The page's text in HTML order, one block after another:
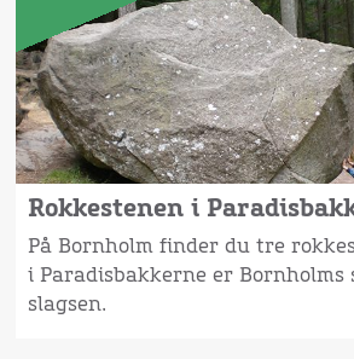
Rokkestenen i
På Bornholm finder du tre
i Paradisbakkerne er Bornholms
slagsen.